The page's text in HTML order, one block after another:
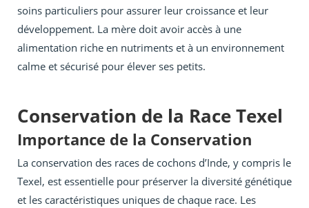
soins particuliers pour assurer leur croissance et leur
développement. La mère doit avoir accès à une
alimentation riche en nutriments et à un environnement
calme et sécurisé pour élever ses petits.
Conservation de la Race Texel
Importance de la Conservation
La conservation des races de cochons d’Inde, y compris le
Texel, est essentielle pour préserver la diversité génétique
et les caractéristiques uniques de chaque race. Les